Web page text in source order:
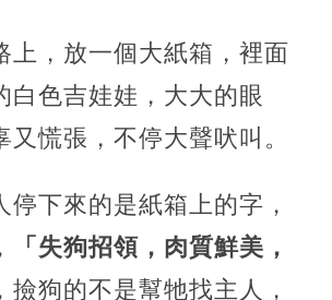
上，放一個大紙箱，裡面
白色吉娃娃，大大的眼
又慌張，不停大聲吠叫。
停下來的是紙箱上的字，
「失狗招領，肉質鮮美，
，撿狗的不是幫牠找主人，